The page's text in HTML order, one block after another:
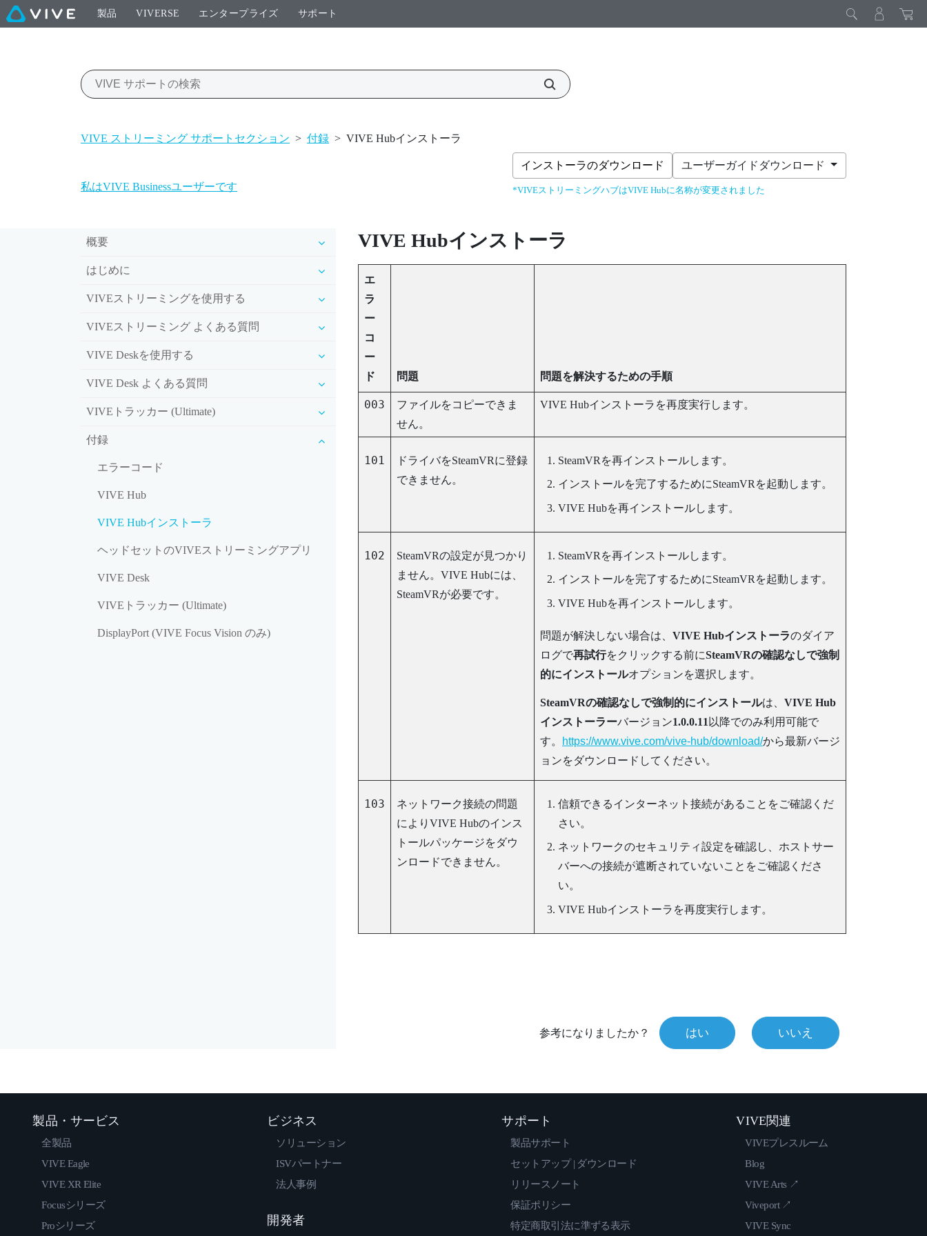
製品 VIVERSE エンタープライズ サポート
VIVE ストリーミング サポートセクション > 付録 > VIVE Hubインストーラ
インストーラのダウンロード
*VIVEストリーミングハブはVIVE Hubに名称が変更されました
ユーザーガイドダウンロード
私はVIVE Businessユーザーです
概要
はじめに
VIVEストリーミングを使用する
VIVEストリーミング よくある質問
VIVE Deskを使用する
VIVE Desk よくある質問
VIVEトラッカー (Ultimate)
付録
エラーコード
VIVE Hub
VIVE Hubインストーラ
ヘッドセットのVIVEストリーミングアプリ
VIVE Desk
VIVEトラッカー (Ultimate)
DisplayPort (VIVE Focus Vision のみ)
VIVE Hubインストーラ
エ
ラ
ー
コ
ー
ド
問題 問題を解決するための手順
003
ファイルをコピーできま
せん。
VIVE Hubインストーラを再度実行します。
101
ドライバをSteamVRに登録
できません。
SteamVR を再インストールします。
インストールを完了するためにSteamVR を起動します。
VIVE Hubを再インストールします。
102
SteamVRの設定が見つかり
ません。 VIVE Hubには、
SteamVRが必要です。
SteamVR を再インストールします。
インストールを完了するためにSteamVR を起動します。
VIVE Hubを再インストールします。
問題が解決しない場合は、 VIVE Hubインストーラのダイア
ログで再試行をクリックする前にSteamVRの確認なしで強制
的にインストールオプションを選択します。
SteamVRの確認なしで強制的にインストールは、 VIVE Hub
インストーラーバージョン1.0.0.11 以降でのみ利用可能で
す。
https://www.vive.com/vive-hub/download/から最新バージ
ョンをダウンロードしてください。
103
ネットワーク接続の問題
により VIVE Hubのインス
トールパッケージをダウ
ンロードできません。
信頼できるインターネット接続があることをご確認くだ
さい。
ネットワークのセキュリティ設定を確認し、ホストサー
バーへの接続が遮断されていないことをご確認くださ
い。
VIVE Hubインストーラを再度実行します。
参考になりましたか？ はい いいえ
製品・サービス
全製品
VIVE Eagle
VIVE XR Elite
Focusシリーズ
Proシリーズ
ビジネス
ソリューション
ISVパートナー
法人事例
開発者
サポート
製品サポート
セットアップ | ダウンロード
リリースノート
保証ポリシー
特定商取引法に準ずる表示
VIVE関連
VIVEプレスルーム
Blog
VIVE Arts ↗
Viveport ↗
VIVE Sync